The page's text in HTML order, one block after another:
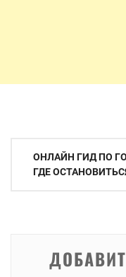
Навигация
ОНЛАЙН ГИД ПО
ГДЕ